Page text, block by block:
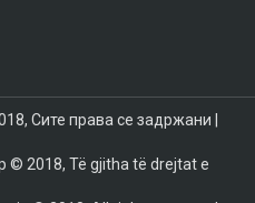
Сите права се задржани |
© 2018, Të gjitha të drejtat e